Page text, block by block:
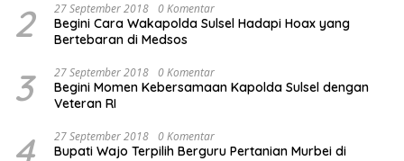
2 27 September 2018 0 Komentar
Begini Cara Wakapolda Sulsel Hadapi Hoax yang
Bertebaran di Medsos
3 27 September 2018 0 Komentar
Begini Momen Kebersamaan Kapolda Sulsel dengan
Veteran RI
4 27 September 2018 0 Komentar
Bupati Wajo Terpilih Berguru Pertanian Murbei di